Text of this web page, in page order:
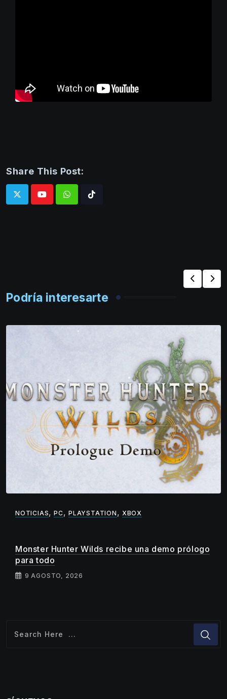
Share This Post:
WhatsappTiktok
Podría interesarte
NOTICIAS,PC,PLAYSTATION , XBOX
Monster Hunter Wilds recibe una demo prólogo
para todo
9 AGOSTO, 2026